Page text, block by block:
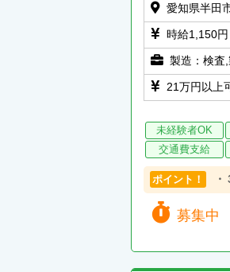
愛知県半田
時給1,150円
製造：検査
21万円以上
未経験者OK
交通費支給
ポイント！
募集中